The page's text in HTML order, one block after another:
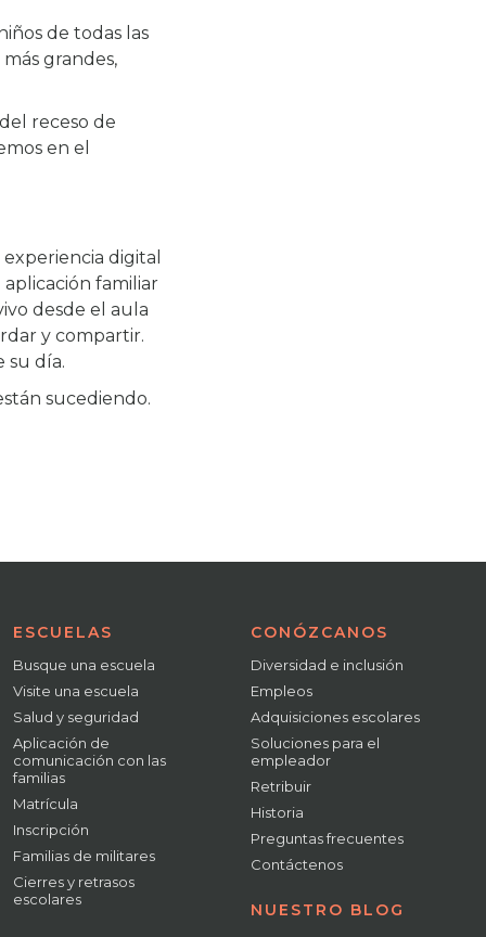
de todas las
grandes,
receso de
en el
digital
familiar
desde el aula
y compartir.
su día.
sucediendo.
ESCUELAS
Busque una escuela
Visite una escuela
Salud y seguridad
Aplicación de
comunicación con las
familias
Matrícula
Inscripción
Familias de militares
Cierres y retrasos
escolares
CONÓZCANOS
Diversidad e inclusión
Empleos
Adquisiciones escolares
Soluciones para el
empleador
Retribuir
Historia
Preguntas frecuentes
Contáctenos
NUESTRO BLOG